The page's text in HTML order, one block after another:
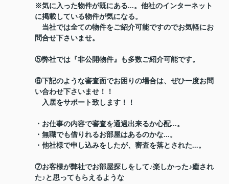
※気に入った物件が既にある...。他社のインターネット
に掲載している物件が気になる。
当社では全ての物件をご紹介可能ですのでお気軽にお
問合せ下さいませ。
⑤弊社では『非公開物件』も多数ご紹介可能です。
⑥下記のような審査面でお困りの場合は、ぜひ一度お問
い合わせ下さいませ！！
入居をサポート致します！！
・お仕事の内容で審査を通過出来るか心配...。
・無職でも借りれるお部屋はあるのかな...。
・他社様で申し込みをしたが、審査を落とされた...。
⑦お客様が弊社でお部屋探しをして♪楽しかった♪癒され
た♪と思ってもらえるような